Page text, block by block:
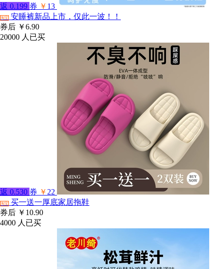
返 0.199 券 ￥ 13
淘宝 安睡裤新品上市，仅此一波！！
券后 ￥6.90
20000 人已买
返 0.530 券 ￥ 22
淘宝 买一送一厚底家居拖鞋
券后 ￥10.90
4000 人已买